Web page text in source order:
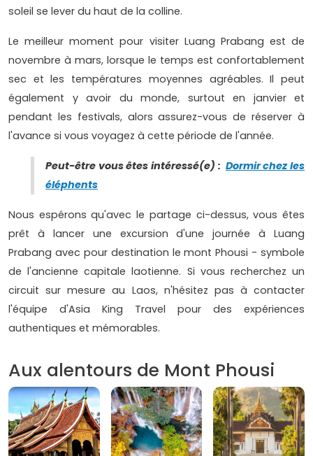
soleil se lever du haut de la colline.
Le meilleur moment pour visiter Luang Prabang est de
novembre à mars, lorsque le temps est confortablement
sec et les températures moyennes agréables. Il peut
également y avoir du monde, surtout en janvier et
pendant les festivals, alors assurez-vous de réserver à
l'avance si vous voyagez à cette période de l'année.
Peut-être vous êtes intéressé(e) : Dormir chez les
éléphents
Nous espérons qu'avec le partage ci-dessus, vous êtes
prêt à lancer une excursion d'une journée à Luang
Prabang avec pour destination le mont Phousi - symbole
de l'ancienne capitale laotienne. Si vous recherchez un
circuit sur mesure au Laos, n'hésitez pas à contacter
l'équipe d'Asia King Travel pour des expériences
authentiques et mémorables.
Aux alentours de Mont Phousi